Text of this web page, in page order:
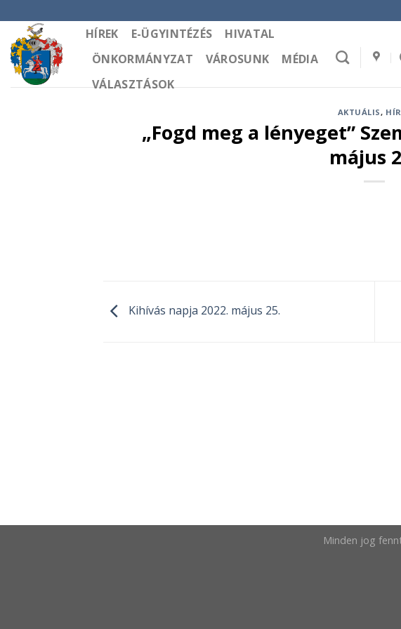
to
content
HÍREK E-ÜGYINTÉZÉS
HIVATAL
ÖNKORMÁNYZAT
VÁROSUNK
MÉDIA
VÁLASZTÁSOK
AKTUÁLIS,
„Fogd meg a lényeget”
május
Kihívás napja 2022. május 25.
Minden jog